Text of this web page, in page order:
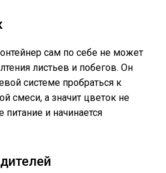
сам по себе не может
листьев и побегов. Он
системе пробраться к
смеси, а значит цветок не
питание и начинается